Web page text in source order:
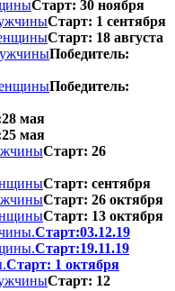
Старт: 30 ноября
Старт: 1 сентября
Старт: 18 августа
Победитель:
Победитель:
мая
мая
Старт: 26
Старт: сентября
Старт: 26 октября
Старт: 13 октября
Старт:03.12.19
Старт:19.11.19
Старт: 1 октября
Старт: 12